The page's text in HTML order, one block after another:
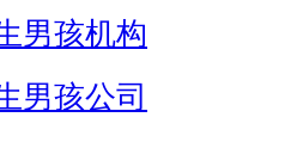
男孩机构
男孩公司